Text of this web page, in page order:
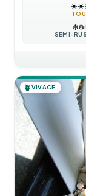
☀️☀️
❄️❄️
SEMI-
🪴 VIVACE